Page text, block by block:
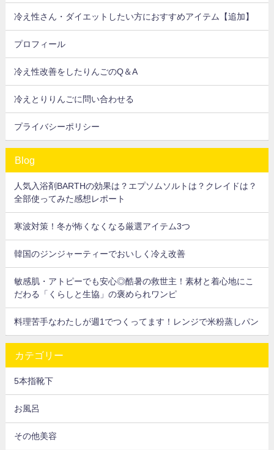
冷え性さん・ダイエットしたい方におすすめアイテム【追加】
プロフィール
冷え性改善をしたりんごのQ＆A
冷えとりりんごに問い合わせる
プライバシーポリシー
Blog
人気入浴剤BARTHの効果は？エプソムソルトは？クレイドは？
全部使ってみた感想レポート
寒波対策！冬が怖くなくなる厳選アイテム3つ
韓国のジンジャーティーでおいしく冷え改善
敏感肌・アトピーでも安心◎酷暑の救世主！素材と着心地にこ
だわる「くらしと生協」の褒められワンピ
料理苦手なわたしが週1でつくってます！レンジで米粉蒸しパン
カテゴリー
5本指靴下
お風呂
その他美容